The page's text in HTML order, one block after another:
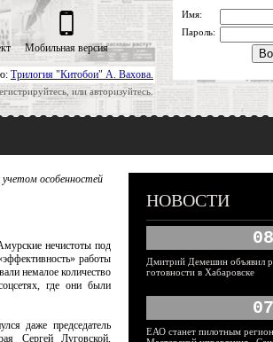
Трилогия "Китобои" А. Вахова.
или авторизуйтесь.
Мобильная версия
Имя:
Пароль:
учетом особенностей
нечистоты под
работы
немалое количество
где они были
даже председатель
Сергей Луговской,
НОВОСТИ
Дмитрий Демешин объявил
готовности в Хабаровске
ЕАО станет пилотным